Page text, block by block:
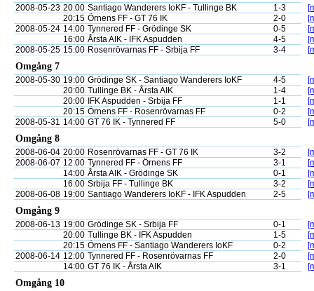
2008-05-23 20:00 Santiago Wanderers IoKF - Tullinge BK 1-3
20:15 Örnens FF - GT 76 IK 2-0
2008-05-24 14:00 Tynnered FF - Grödinge SK 0-5
16:00 Årsta AIK - IFK Aspudden 4-5
2008-05-25 15:00 Rosenrövarnas FF - Srbija FF 3-4
Omgång 7
2008-05-30 19:00 Grödinge SK - Santiago Wanderers IoKF 4-5
20:00 Tullinge BK - Årsta AIK 1-4
20:00
IFK Aspudden - Srbija FF 1-1
20:15 Örnens FF - Rosenrövarnas FF 0-2
2008-05-31 14:00 GT 76 IK - Tynnered FF 5-0
Omgång 8
2008-06-04 20:00 Rosenrövarnas FF - GT 76 IK 3-2
2008-06-07 12:00 Tynnered FF - Örnens FF 3-1
14:00 Årsta AIK - Grödinge SK 0-1
16:00 Srbija FF - Tullinge BK 3-2
2008-06-08 19:00 Santiago Wanderers IoKF - IFK Aspudden 2-5
Omgång 9
2008-06-13 19:00 Grödinge SK - Srbija FF 0-1
20:00 Tullinge BK - IFK Aspudden 1-5
20:15 Örnens FF - Santiago Wanderers IoKF 0-2
2008-06-14 12:00 Tynnered FF - Rosenrövarnas FF 2-0
14:00 GT 76 IK - Årsta AIK 3-1
Omgång 10